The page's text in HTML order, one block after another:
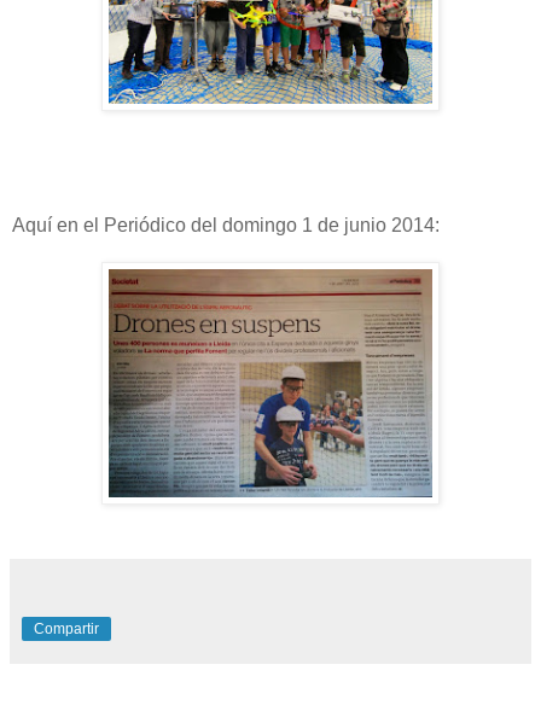
Aquí en el Periódico del domingo 1 de junio 2014:
Compartir